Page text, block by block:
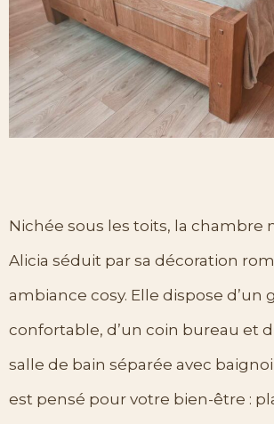
Nichée sous les toits, la chambre
Alicia séduit par sa décoration
ambiance cosy. Elle dispose d’un
confortable, d’un coin bureau et
salle de bain séparée avec
est pensé pour votre bien-être :